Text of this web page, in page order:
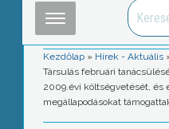
Kezdőlap » Hírek - Aktuális
Társulás februári
2009.évi költségvetését, és
megállapodásokat